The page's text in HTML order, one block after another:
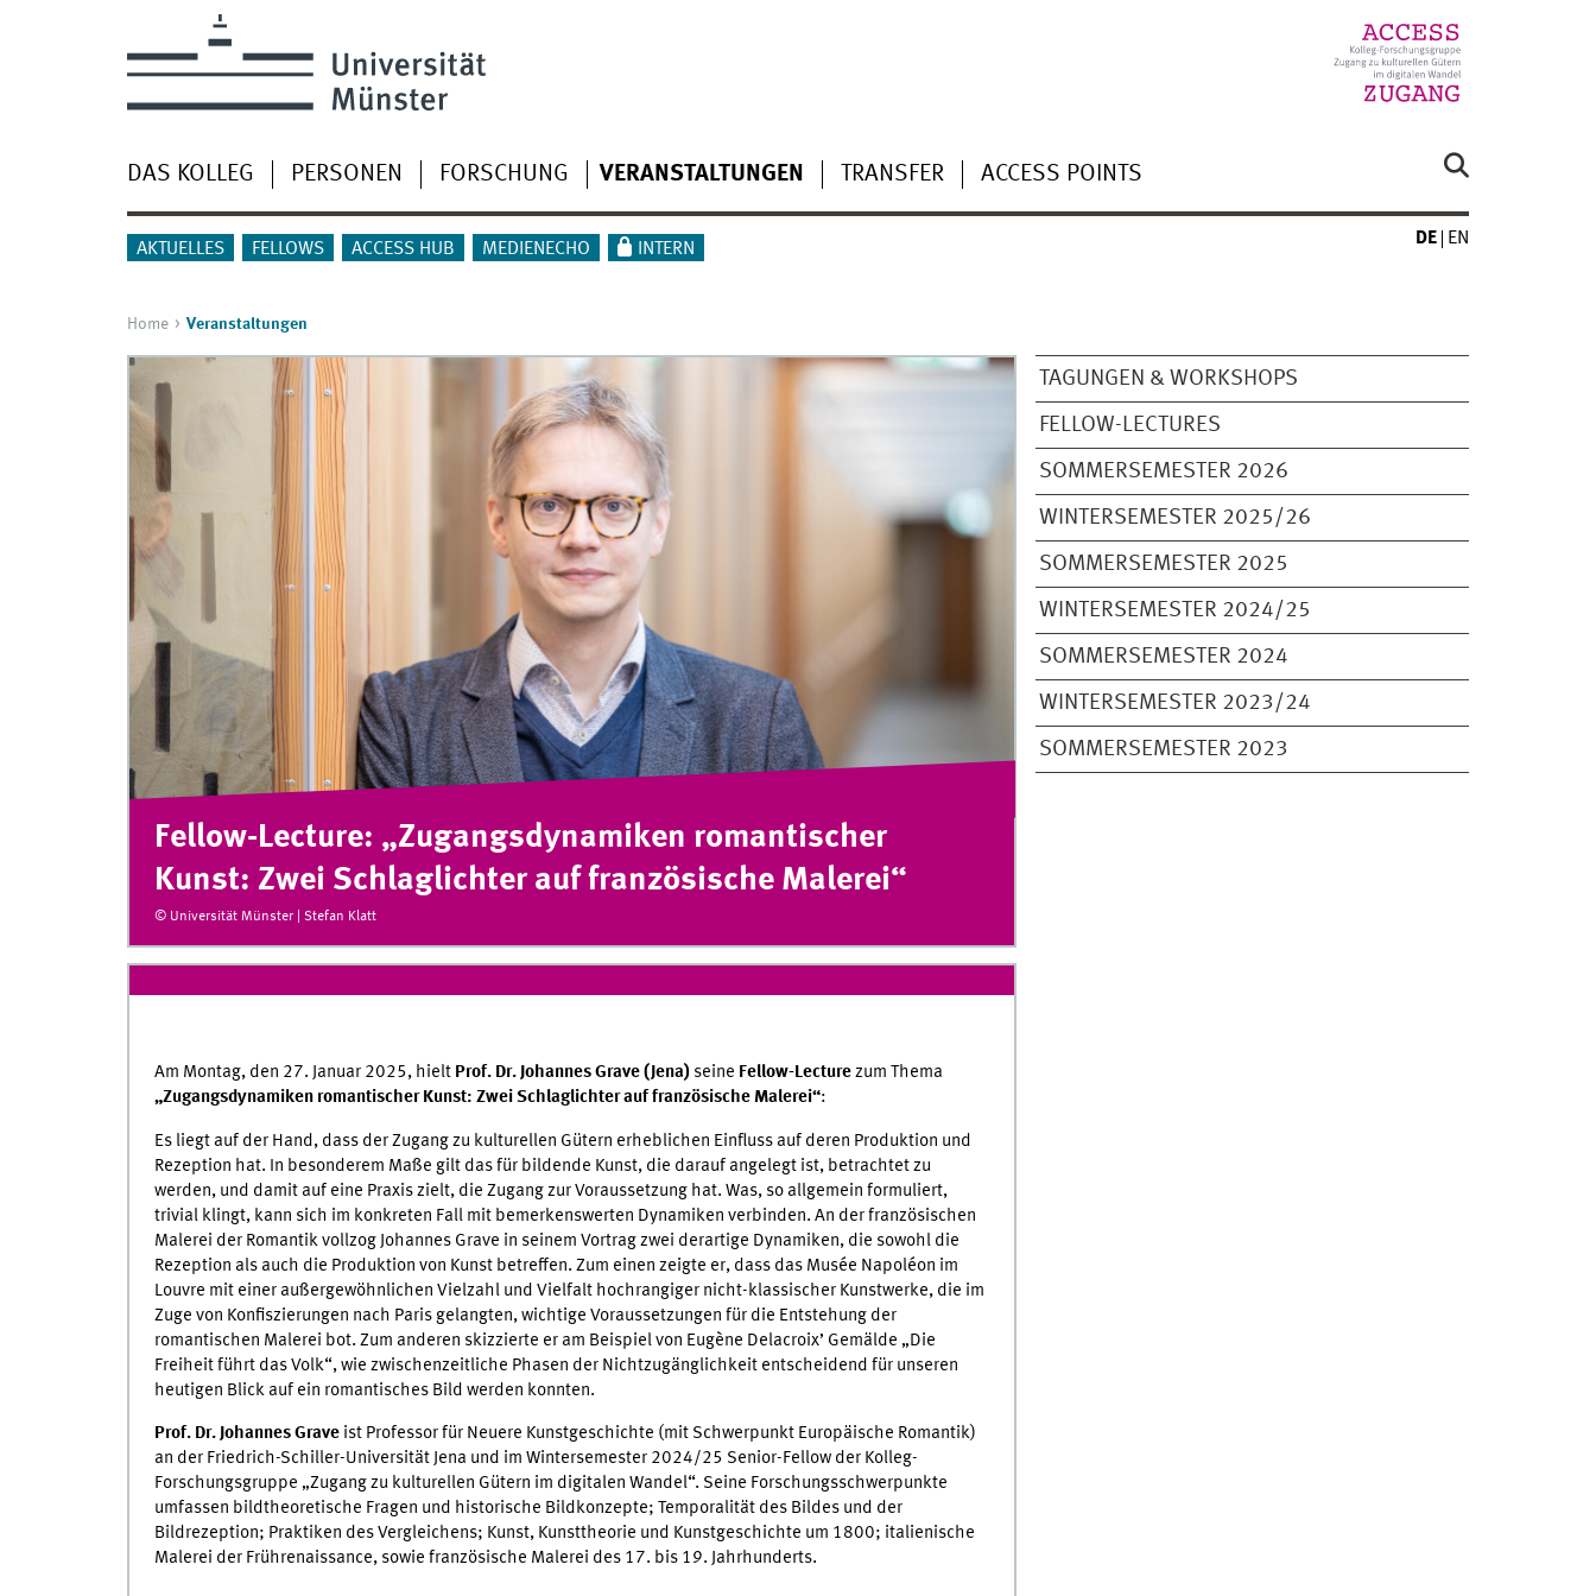
DAS KOLLEG PERSONEN FORSCHUNG VERANSTALTUNGEN TRANSFER ACCESS POINTS
AKTUELLES FELLOWS ACCESS HUB MEDIENECHO INTERN
DE EN
Home Veranstaltungen
TAGUNGEN & WORKSHOPS
FELLOW-LECTURES
SOMMERSEMESTER 2026
WINTERSEMESTER 2025/26
SOMMERSEMESTER 2025
WINTERSEMESTER 2024/25
SOMMERSEMESTER 2024
WINTERSEMESTER 2023/24
SOMMERSEMESTER 2023
Fellow-Lecture: „Zugangsdynamiken romantischer
Kunst: Zwei Schlaglichter auf französische Malerei“
© Universität Münster | Stefan Klatt
Am Montag, den 27. Januar 2025, hielt Prof. Dr. Johannes Grave (Jena)seine Fellow-Lecturezum Thema
„Zugangsdynamiken romantischer Kunst: Zwei Schlaglichter auf französische Malerei“:
Es liegt auf der Hand, dass der Zugang zu kulturellen Gütern erheblichen Einfluss auf deren Produktion und
Rezeption hat. In besonderem Maße gilt das für bildende Kunst, die darauf angelegt ist, betrachtet zu
werden, und damit auf eine Praxis zielt, die Zugang zur Voraussetzung hat. Was, so allgemein formuliert,
trivial klingt, kann sich im konkreten Fall mit bemerkenswerten Dynamiken verbinden. An der französischen
Malerei der Romantik vollzog Johannes Grave in seinem Vortrag zwei derartige Dynamiken, die sowohl die
Rezeption als auch die Produktion von Kunst betreffen. Zum einen zeigte er, dass das Musée Napoléon im
Louvre mit einer außergewöhnlichen Vielzahl und Vielfalt hochrangiger nicht-klassischer Kunstwerke, die im
Zuge von Konfiszierungen nach Paris gelangten, wichtige Voraussetzungen für die Entstehung der
romantischen Malerei bot. Zum anderen skizzierte er am Beispiel von Eugène Delacroix’ Gemälde „Die
Freiheit führt das Volk“, wie zwischenzeitliche Phasen der Nichtzugänglichkeit entscheidend für unseren
heutigen Blick auf ein romantisches Bild werden konnten.
Prof. Dr. Johannes Graveist Professor für Neuere Kunstgeschichte (mit Schwerpunkt Europäische Romantik)
an der Friedrich-Schiller-Universität Jena und im Wintersemester 2024/25 Senior-Fellow der Kolleg-
Forschungsgruppe „Zugang zu kulturellen Gütern im digitalen Wandel“. Seine Forschungsschwerpunkte
umfassen bildtheoretische Fragen und historische Bildkonzepte; Temporalität des Bildes und der
Bildrezeption; Praktiken des Vergleichens; Kunst, Kunsttheorie und Kunstgeschichte um 1800; italienische
Malerei der Frührenaissance, sowie französische Malerei des 17. bis 19. Jahrhunderts.